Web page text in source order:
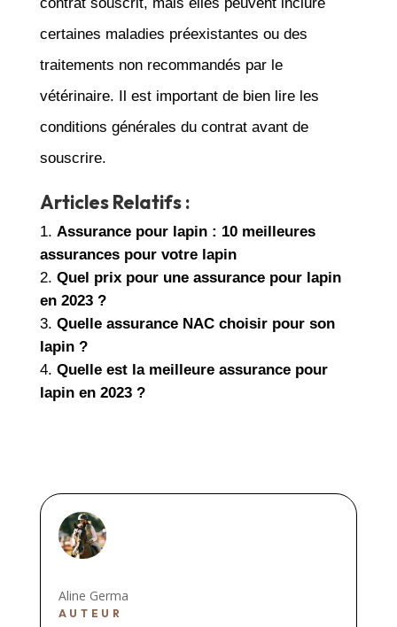
certaines maladies préexistantes ou des
traitements non recommandés par le
vétérinaire. Il est important de bien lire les
conditions générales du contrat avant de
souscrire.
Articles Relatifs :
Assurance pour lapin : 10 meilleures
assurances pour votre lapin
Quel prix pour une assurance pour lapin
en 2023 ?
Quelle assurance NAC choisir pour son
lapin ?
Quelle est la meilleure assurance pour
lapin en 2023 ?
Aline Germa
AUTEUR